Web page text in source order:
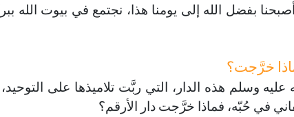
بفضل الله إلى يومنا هذا، نجتمع في بيوت الله
خرَّجت؟
عليه وسلم هذه الدار، التي ربَّت تلاميذها على
في حُبّه، فماذا خرَّجت دار الأرقم؟